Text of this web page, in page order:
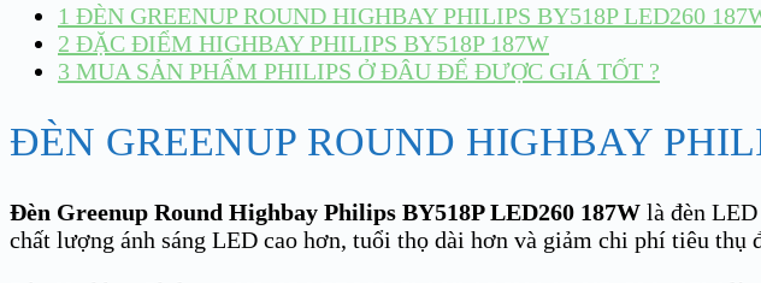
1 ĐÈN GREENUP ROUND HIGHBAY PHILIPS BY518P LED260
2 ĐẶC ĐIỂM HIGHBAY PHILIPS BY518P 187W
3 MUA SẢN PHẨM PHILIPS Ở ĐÂU ĐỂ ĐƯỢC GIÁ TỐT ?
ĐÈN GREENUP ROUND HIGHBAY
Đèn Greenup Round Highbay Philips BY518P LED260 187W là đèn
chất lượng ánh sáng LED cao hơn, tuổi thọ dài hơn và giảm chi phí tiêu thụ